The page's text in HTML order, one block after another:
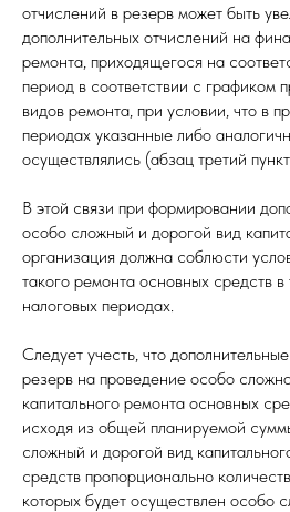
отчислений в резерв может быть
дополнительных отчислений на
ремонта, приходящегося на
период в соответствии с графиком
видов ремонта, при условии, что в
периодах указанные либо
осуществлялись (абзац третий
В этой связи при формировании
особо сложный и дорогой вид
организация должна соблюсти
такого ремонта основных средств
налоговых периодах.
Следует учесть, что
резерв на проведение особо
капитального ремонта основных
исходя из общей планируемой
сложный и дорогой вид
средств пропорционально
которых будет осуществлен особо